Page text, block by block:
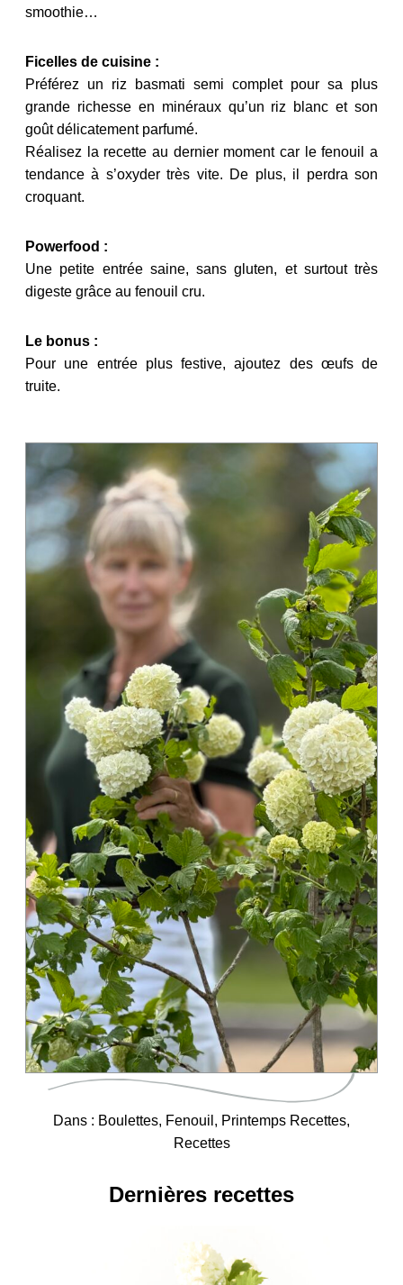
smoothie…
Ficelles de cuisine :
Préférez un riz basmati semi complet pour sa plus
grande richesse en minéraux qu’un riz blanc et son
goût délicatement parfumé.
Réalisez la recette au dernier moment car le fenouil a
tendance à s’oxyder très vite. De plus, il perdra son
croquant.
Powerfood :
Une petite entrée saine, sans gluten, et surtout très
digeste grâce au fenouil cru.
Le bonus :
Pour une entrée plus festive, ajoutez des œufs de
truite.
Dans : Boulettes, Fenouil , Printemps Recettes,
Recettes
Dernières recettes